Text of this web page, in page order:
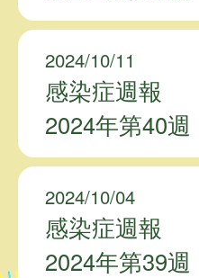
2024/10/11
感染症週報
2024年第40週
2024/10/04
感染症週報
2024年第39週